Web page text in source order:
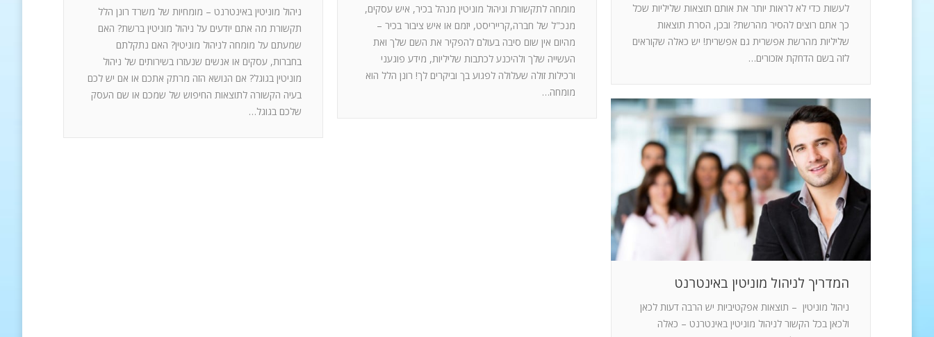
לעשות כדי לא לראות יותר את אותם תוצאות שליליות שכל
כך אתם רוצים להסיר מהרשת? ובכן, הסרת תוצאות
שליליות מהרשת אפשרית גם אפשרית! יש כאלה שקוראים
לזה בשם הדחקת אזכורים…
מומחה לתקשורת וניהול מוניטין מנהל בכיר, איש עסקים,
מנכ"ל של חברה,קרייריסט, יזמם או איש ציבור בכיר –
מהיום אין שום סיבה בעולם להפקיר את השם שלך ואת
העשייה שלך ולהיכנע לכתבות שליליות, מידע פוגעני
ורכילות זולה שעלולה לפגוע בך וביקרים לך! רונן הלל הוא
מומחה…
ניהול מוניטין באינטרנט – מומחיות של משרד רונן הלל
תקשורת מה אתם יודעים על ניהול מוניטין ברשת? האם
שמעתם על מומחה לניהול מוניטין? האם נתקלתם
בחברות, עסקים או אנשים שנעזרו בשירותים של ניהול
מוניטין בגוגל? אם הנושא הזה מרתק אתכם או אם יש לכם
בעיה הקשורה לתוצאות החיפוש של שמכם או שם העסק
שלכם בגוגל…
המדריך לניהול מוניטין באינטרנט
ניהול מוניטין – תוצאות אפקטיביות יש הרבה דעות לכאן
ולכאן בכל הקשור לניהול מוניטין באינטרנט – כאלה